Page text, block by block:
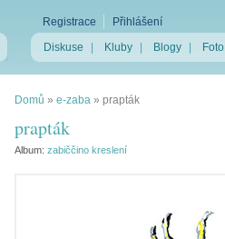
Registrace
Přihlášení
Diskuse
Kluby Blogy Foto
Domů » e-zaba » prapták
prapták
Album: zabiččino kreslení